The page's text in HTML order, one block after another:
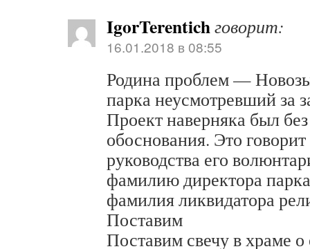
IgorTerentichговорит:
16.01.2018 в 08:55
Родина проблем —
парка неусмотревший за
Проект наверняка был
обоснования. Это
руководства его
фамилию директора
фамилия ликвидатора
Поставим
Поставим свечу в храме о